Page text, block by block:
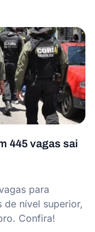
445 vagas sai
para
nível superior,
Confira!